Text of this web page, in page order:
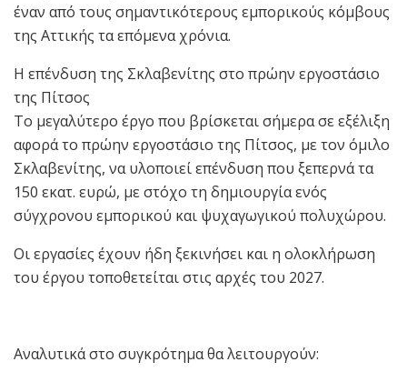
έναν από τους σημαντικότερους εμπορικούς κόμβους
της Αττικής τα επόμενα χρόνια.
Η επένδυση της Σκλαβενίτης στο πρώην εργοστάσιο
της Πίτσος
Το μεγαλύτερο έργο που βρίσκεται σήμερα σε εξέλιξη
αφορά το πρώην εργοστάσιο της Πίτσος, με τον όμιλο
Σκλαβενίτης, να υλοποιεί επένδυση που ξεπερνά τα
150 εκατ. ευρώ, με στόχο τη δημιουργία ενός
σύγχρονου εμπορικού και ψυχαγωγικού πολυχώρου.
Οι εργασίες έχουν ήδη ξεκινήσει και η ολοκλήρωση
του έργου τοποθετείται στις αρχές του 2027.
Αναλυτικά στο συγκρότημα θα λειτουργούν: